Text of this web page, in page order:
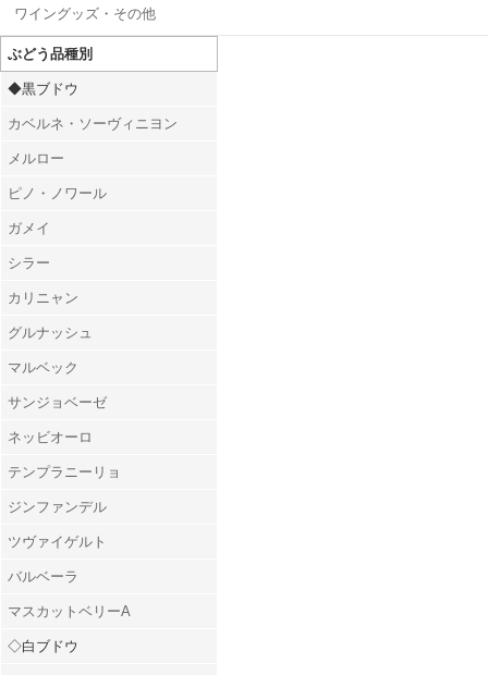
ワイングッズ・その他
ぶどう品種別
◆黒ブドウ
カベルネ・ソーヴィニヨン
メルロー
ピノ・ノワール
ガメイ
シラー
カリニャン
グルナッシュ
マルベック
サンジョベーゼ
ネッビオーロ
テンプラニーリョ
ジンファンデル
ツヴァイゲルト
バルベーラ
マスカットベリーA
◇白ブドウ